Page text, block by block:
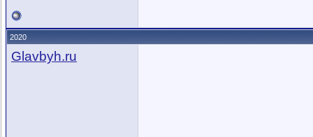
2020
Glavbyh.ru